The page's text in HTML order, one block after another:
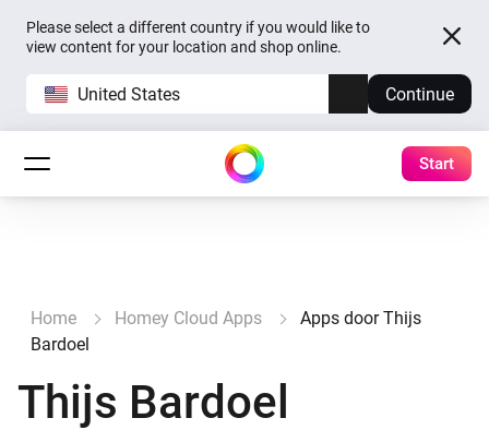
Please select a different country if you would like to
view content for your location and shop online.
United States Continue
Start
Home Homey Cloud Apps
Apps door Thijs
Bardoel
Thijs Bardoel